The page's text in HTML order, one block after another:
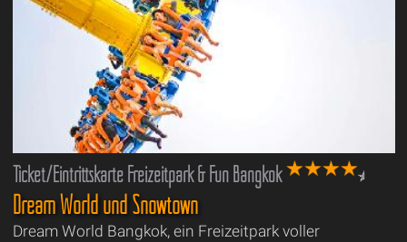
Ticket/Eintrittskarte Freizeitpark & Fun Bangkok
Dream World und Snowtown
Dream World Bangkok, ein Freizeitpark voller